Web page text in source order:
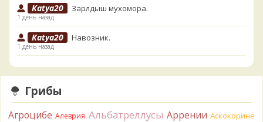
Katya20 Зарлдыш мухомора.
1 день назад
Katya20 Навозник.
1 день назад
Verona Скорее всего он.
2 дня назад
Verona
2 дня назад
Грибы
Агроцибе Алеврия Альбатреллусы Аррении Аскокорине